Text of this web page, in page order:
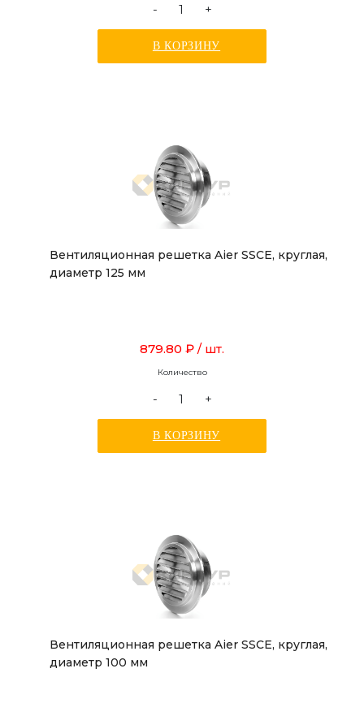
- +
В КОРЗИНУ
Вентиляционная решетка Aier SSCE, круглая,
диаметр 125 мм
879.80 ₽ / шт.
Количество
- +
В КОРЗИНУ
Вентиляционная решетка Aier SSCE, круглая,
диаметр 100 мм